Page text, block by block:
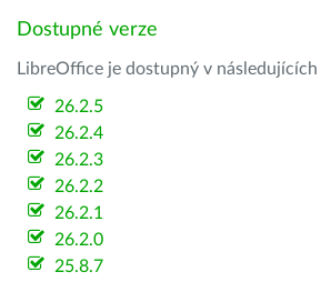
Dostupné verze
LibreOffice je dostupný v následujících
26.2.5
26.2.4
26.2.3
26.2.2
26.2.1
26.2.0
25.8.7